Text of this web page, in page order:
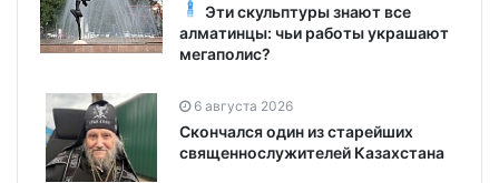
Эти скульптуры знают все
алматинцы: чьи работы украшают
мегаполис?
6 августа 2026
Скончался один из старейших
священнослужителей Казахстана